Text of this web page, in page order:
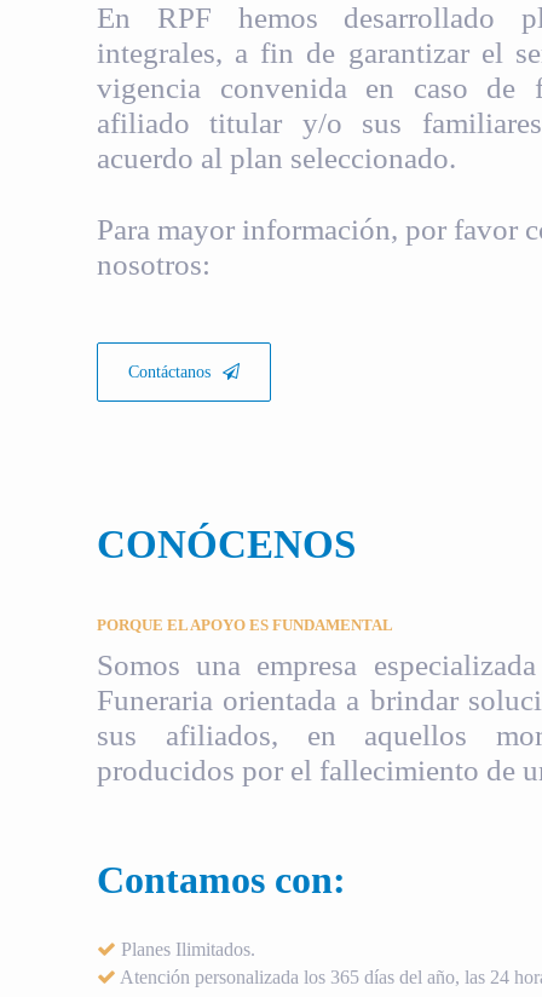
En RPF hemos desarrollado
integrales, a fin de garantizar el
vigencia convenida en caso de
afiliado titular y/o sus
acuerdo al plan seleccionado.
Para mayor información, por favor
nosotros:
Contáctanos
CONÓCENOS
PORQUE EL APOYO ES FUNDAMENTAL
Somos una empresa
Funeraria orientada a brindar
sus afiliados, en aquellos
producidos por el fallecimiento de
Contamos con:
Planes Ilimitados.
Atención personalizada los 365 días del año, las 24